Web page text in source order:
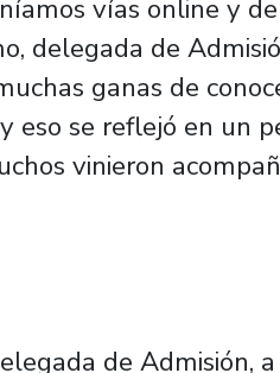
vías online y
delegada de
ganas de
eso se reflejó en un
vinieron
de Admisión,